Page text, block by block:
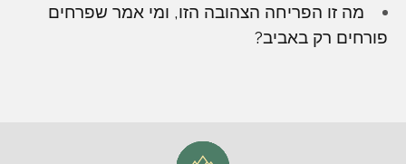
מה זו הפריחה הצהובה הזו, ומי אמר שפרחים
פורחים רק באביב?